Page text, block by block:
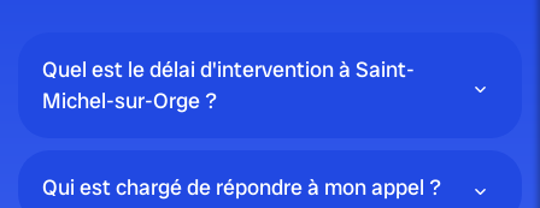
Quel est le délai d'intervention à Saint-
Michel-sur-Orge ?
Qui est chargé de répondre à mon appel ?